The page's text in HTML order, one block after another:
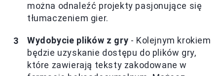
można odnaleźć projekty pasjonujące się
tłumaczeniem gier.
Wydobycie plików z gry - Kolejnym krokiem
będzie uzyskanie dostępu do plików gry,
które zawierają teksty zakodowane w